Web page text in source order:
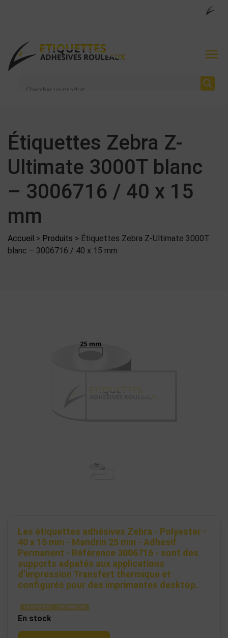
Étiquettes Zebra Z-
Ultimate 3000T blanc
– 3006716 / 40 x 15
mm
Accueil > Produits > Étiquettes Zebra Z-Ultimate 3000T
blanc – 3006716 / 40 x 15 mm
Les étiquettes adhésives Zebra - Polyester -
40 x 15 mm - Mandrin 25 mm - Adhesif
Permanent - Référence 3006716 - sont des
supports adpatés aux applications
d’impression Transfert thermique et
configurés pour des imprimantes desktop.
TRANSFERT THERMIQUE
En stock